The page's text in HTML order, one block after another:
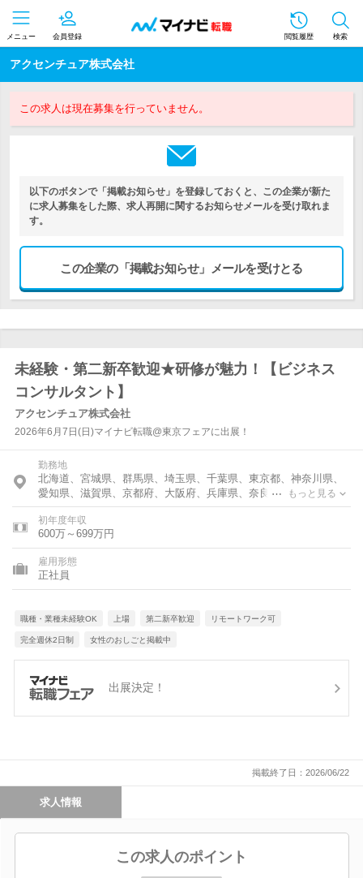
メニュー 会員登録 閲覧履歴 検索
アクセンチュア株式会社
この求人は現在募集を行っていません。
以下のボタンで「掲載お知らせ」を登録しておくと、この企業が新た
に求人募集をした際、求人再開に関するお知らせメールを受け取れま
す。
この企業の「掲載お知らせ」メールを受けとる
未経験・第二新卒歓迎★研修が魅力！【ビジネス
コンサルタント】
アクセンチュア株式会社
2026年6月7日(日)マイナビ転職@東京フェアに出展！
勤務地
北海道、宮城県、群馬県、埼玉県、千葉県、東京都、神奈川県、
愛知県、滋賀県、京都府、大阪府、兵庫県、奈良県、和歌山県、
福岡県、佐賀県
もっと見る
初年度年収
600万～699万円
雇用形態
正社員
職種・業種未経験OK 上場 第二新卒歓迎 リモートワーク可
完全週休2日制 女性のおしごと掲載中
出展決定！
掲載終了日：2026/06/22
求人情報
この求人のポイント